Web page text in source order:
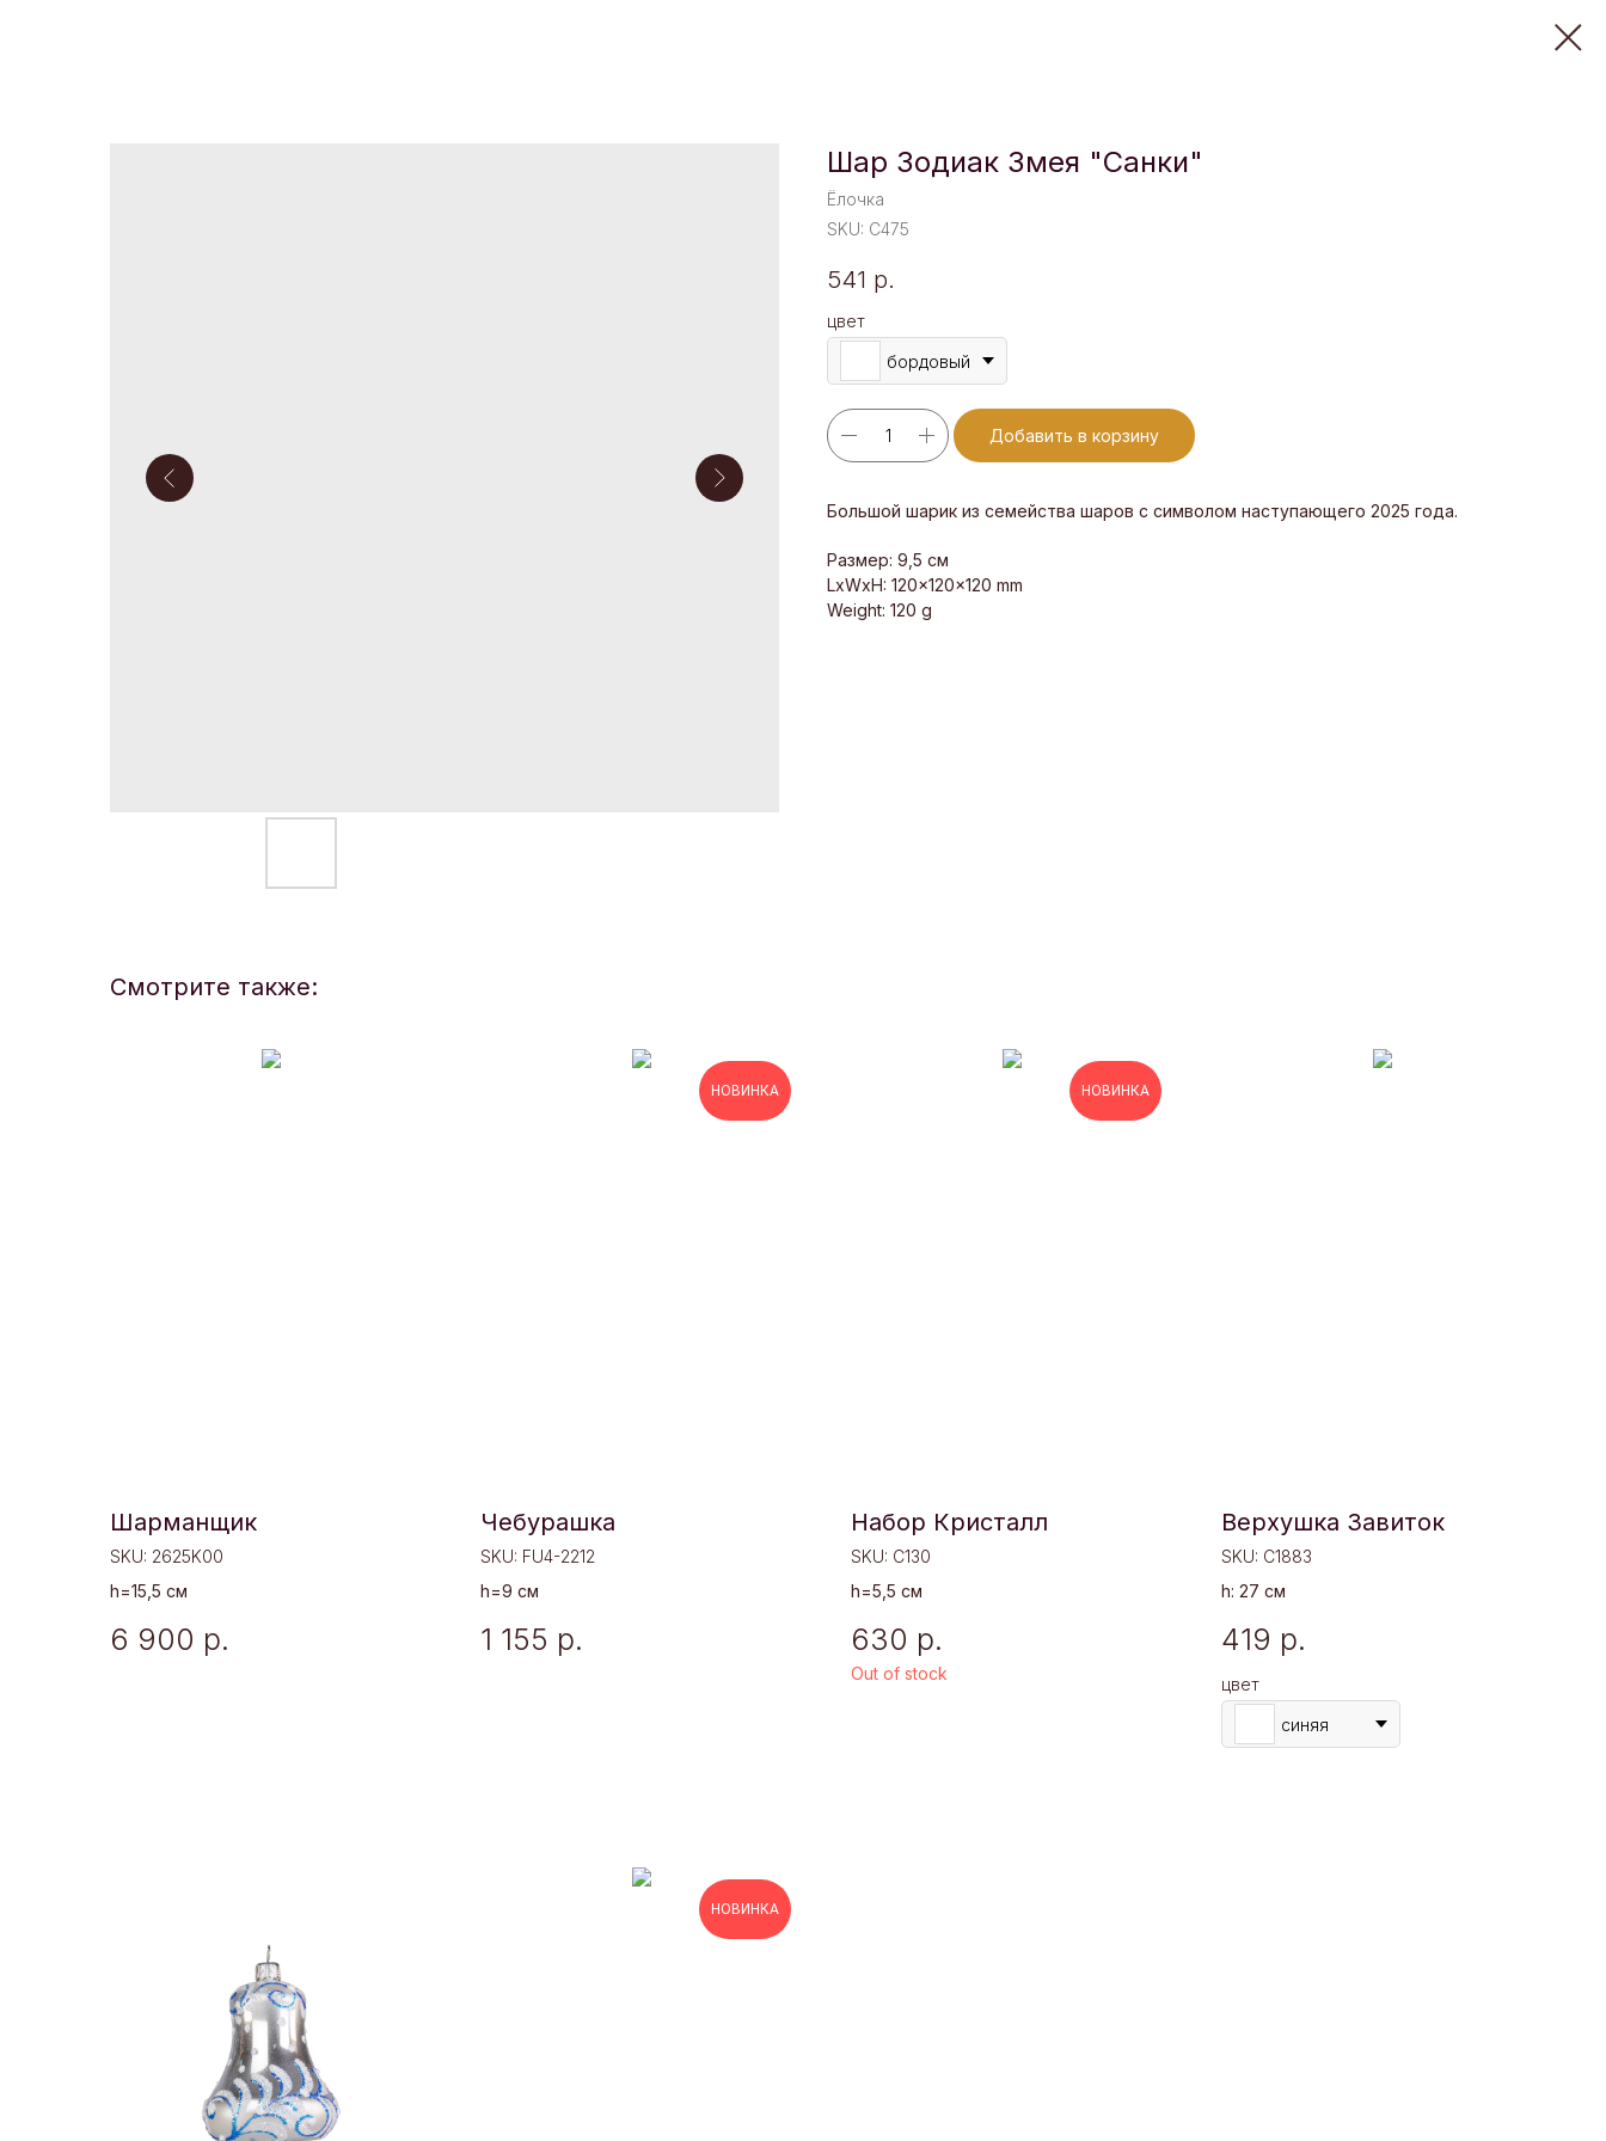
Шар Зодиак Змея "Санки"
Ёлочка
SKU: C475
541 р.
цвет
бордовый
Добавить в корзину
Большой шарик из семейства шаров с символом наступающего 2025 года.
Размер: 9,5 см
LxWxH: 120x120x120 mm
Weight: 120 g
Смотрите также:
Шарманщик
SKU: 2625K00
h=15,5 см
6 900 р.
НОВИНКА
Чебурашка
SKU: FU4-2212
h=9 см
1 155 р.
НОВИНКА
Набор Кристалл
SKU: C130
h=5,5 см
630 р.
Out of stock
Верхушка Завиток
SKU: C1883
h: 27 см
419 р.
цвет
синяя
НОВИНКА